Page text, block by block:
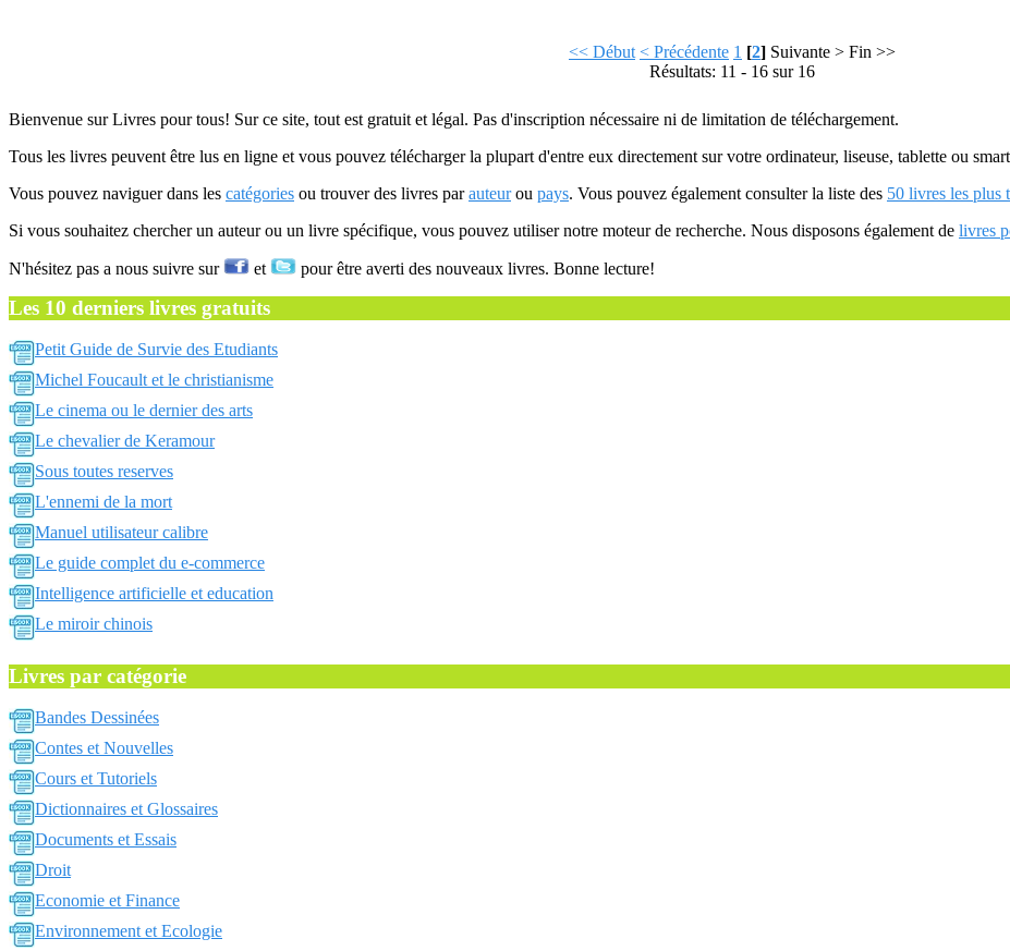
<< Début < Précédente 1 [2] Suivante > Fin >>
Résultats: 11 - 16 sur 16
Bienvenue sur Livres pour tous! Sur ce site, tout est gratuit et légal. Pas d'inscription nécessaire ni de limitation de téléchargement.
Tous les livres peuvent être lus en ligne et vous pouvez télécharger la plupart d'entre eux directement sur votre ordinateur, liseuse, tablette ou
Vous pouvez naviguer dans les catégories ou trouver des livres parauteurou pays. Vous pouvez également consulter la liste des 50 livres les plus
Si vous souhaitez chercher un auteur ou un livre spécifique, vous pouvez utiliser notre moteur de recherche. Nous disposons également de livres
N'hésitez pas a nous suivre sur et pour être averti des nouveaux livres. Bonne lecture!
Les 10 derniers livres gratuits
Petit Guide de Survie des Etudiants
Michel Foucault et le christianisme
Le cinema ou le dernier des arts
Le chevalier de Keramour
Sous toutes reserves
L'ennemi de la mort
Manuel utilisateur calibre
Le guide complet du e-commerce
Intelligence artificielle et education
Le miroir chinois
Livres par catégorie
Bandes Dessinées
Contes et Nouvelles
Cours et Tutoriels
Dictionnaires et Glossaires
Documents et Essais
Droit
Economie et Finance
Environnement et Ecologie